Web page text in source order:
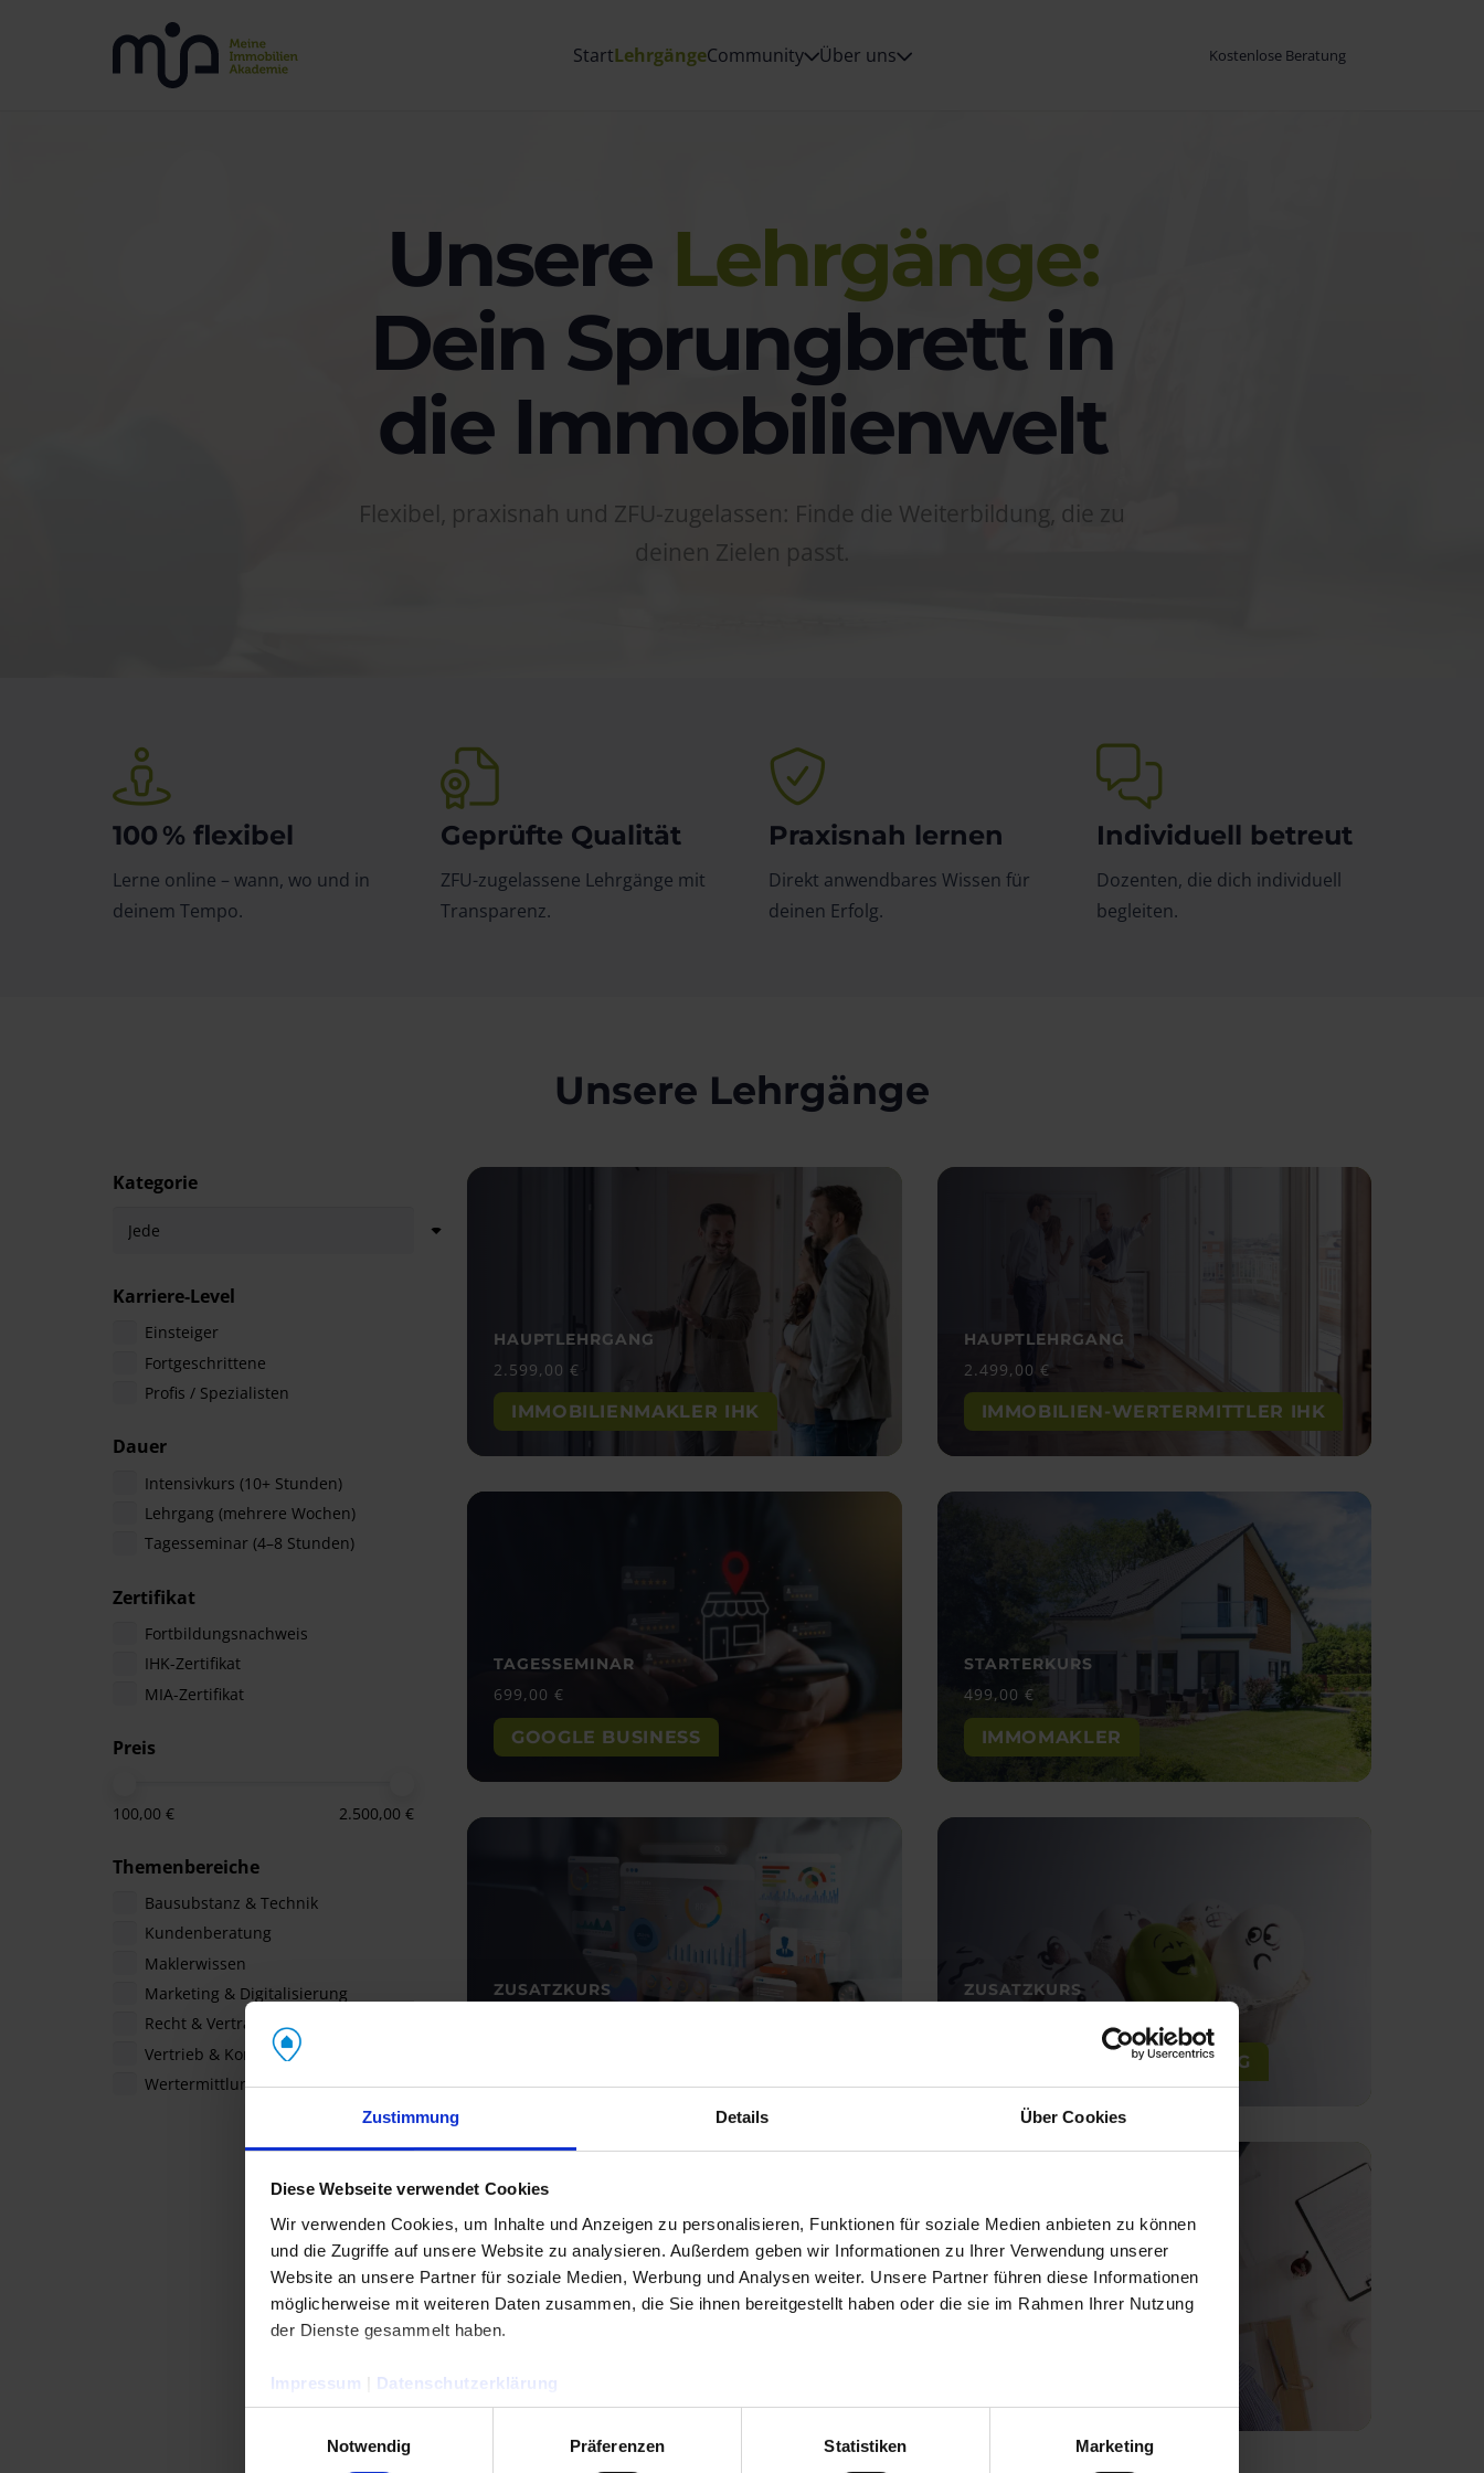
Zustimmung Details Über Cookies
Diese Webseite verwendet Cookies
Wir verwenden Cookies, um Inhalte und Anzeigen zu personalisieren, Funktionen für soziale Medien anbieten zu können
und die Zugriffe auf unsere Website zu analysieren. Außerdem geben wir Informationen zu Ihrer Verwendung unserer
Website an unsere Partner für soziale Medien, Werbung und Analysen weiter. Unsere Partner führen diese Informationen
möglicherweise mit weiteren Daten zusammen, die Sie ihnen bereitgestellt haben oder die sie im Rahmen Ihrer Nutzung
der Dienste gesammelt haben.
Impressum
Datenschutzerklärung
Notwendig
Präferenzen Statistiken Marketing
StartLehrgängeCommunity Über uns Kostenlose Beratung
Unsere Lehrgänge:
Dein Sprungbrett in
die Immobilienwelt
Flexibel, praxisnah und ZFU-zugelassen: Finde die Weiterbildung, die zu
deinen Zielen passt.
100 % flexibel
Lerne online – wann, wo und in
deinem Tempo.
Geprüfte Qualität
ZFU-zugelassene Lehrgänge mit
Transparenz.
Praxisnah lernen
Direkt anwendbares Wissen für
deinen Erfolg.
Individuell betreut
Dozenten, die dich individuell
begleiten.
Unsere Lehrgänge
Kategorie
Karriere-Level
Einsteiger
Fortgeschrittene
Profis / Spezialisten
Dauer
Intensivkurs (10+ Stunden)
Lehrgang (mehrere Wochen)
Tagesseminar (4–8 Stunden)
Zertifikat
Fortbildungsnachweis
IHK-Zertifikat
MIA-Zertifikat
Preis
100,00 € 2.500,00 €
Themenbereiche
Bausubstanz & Technik
Kundenberatung
Maklerwissen
Marketing & Digitalisierung
Recht & Verträge
Vertrieb & Kommunikation
Wertermittlung
HAUPTLEHRGANG
2.599,00 €
IMMOBILIENMAKLER IHK
HAUPTLEHRGANG
2.499,00 €
IMMOBILIEN-WERTERMITTLER IHK
TAGESSEMINAR
699,00 €
GOOGLE BUSINESS
STARTERKURS
499,00 €
IMMOMAKLER
ZUSATZKURS ZUSATZKURS
MIT MINDSET ZUM ERFOLG
TAGESSEMINAR
BAUSCHADENSTECHNIK
TAGESSEMINAR